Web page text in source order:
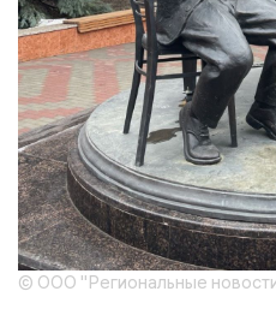
© ООО "Региональные